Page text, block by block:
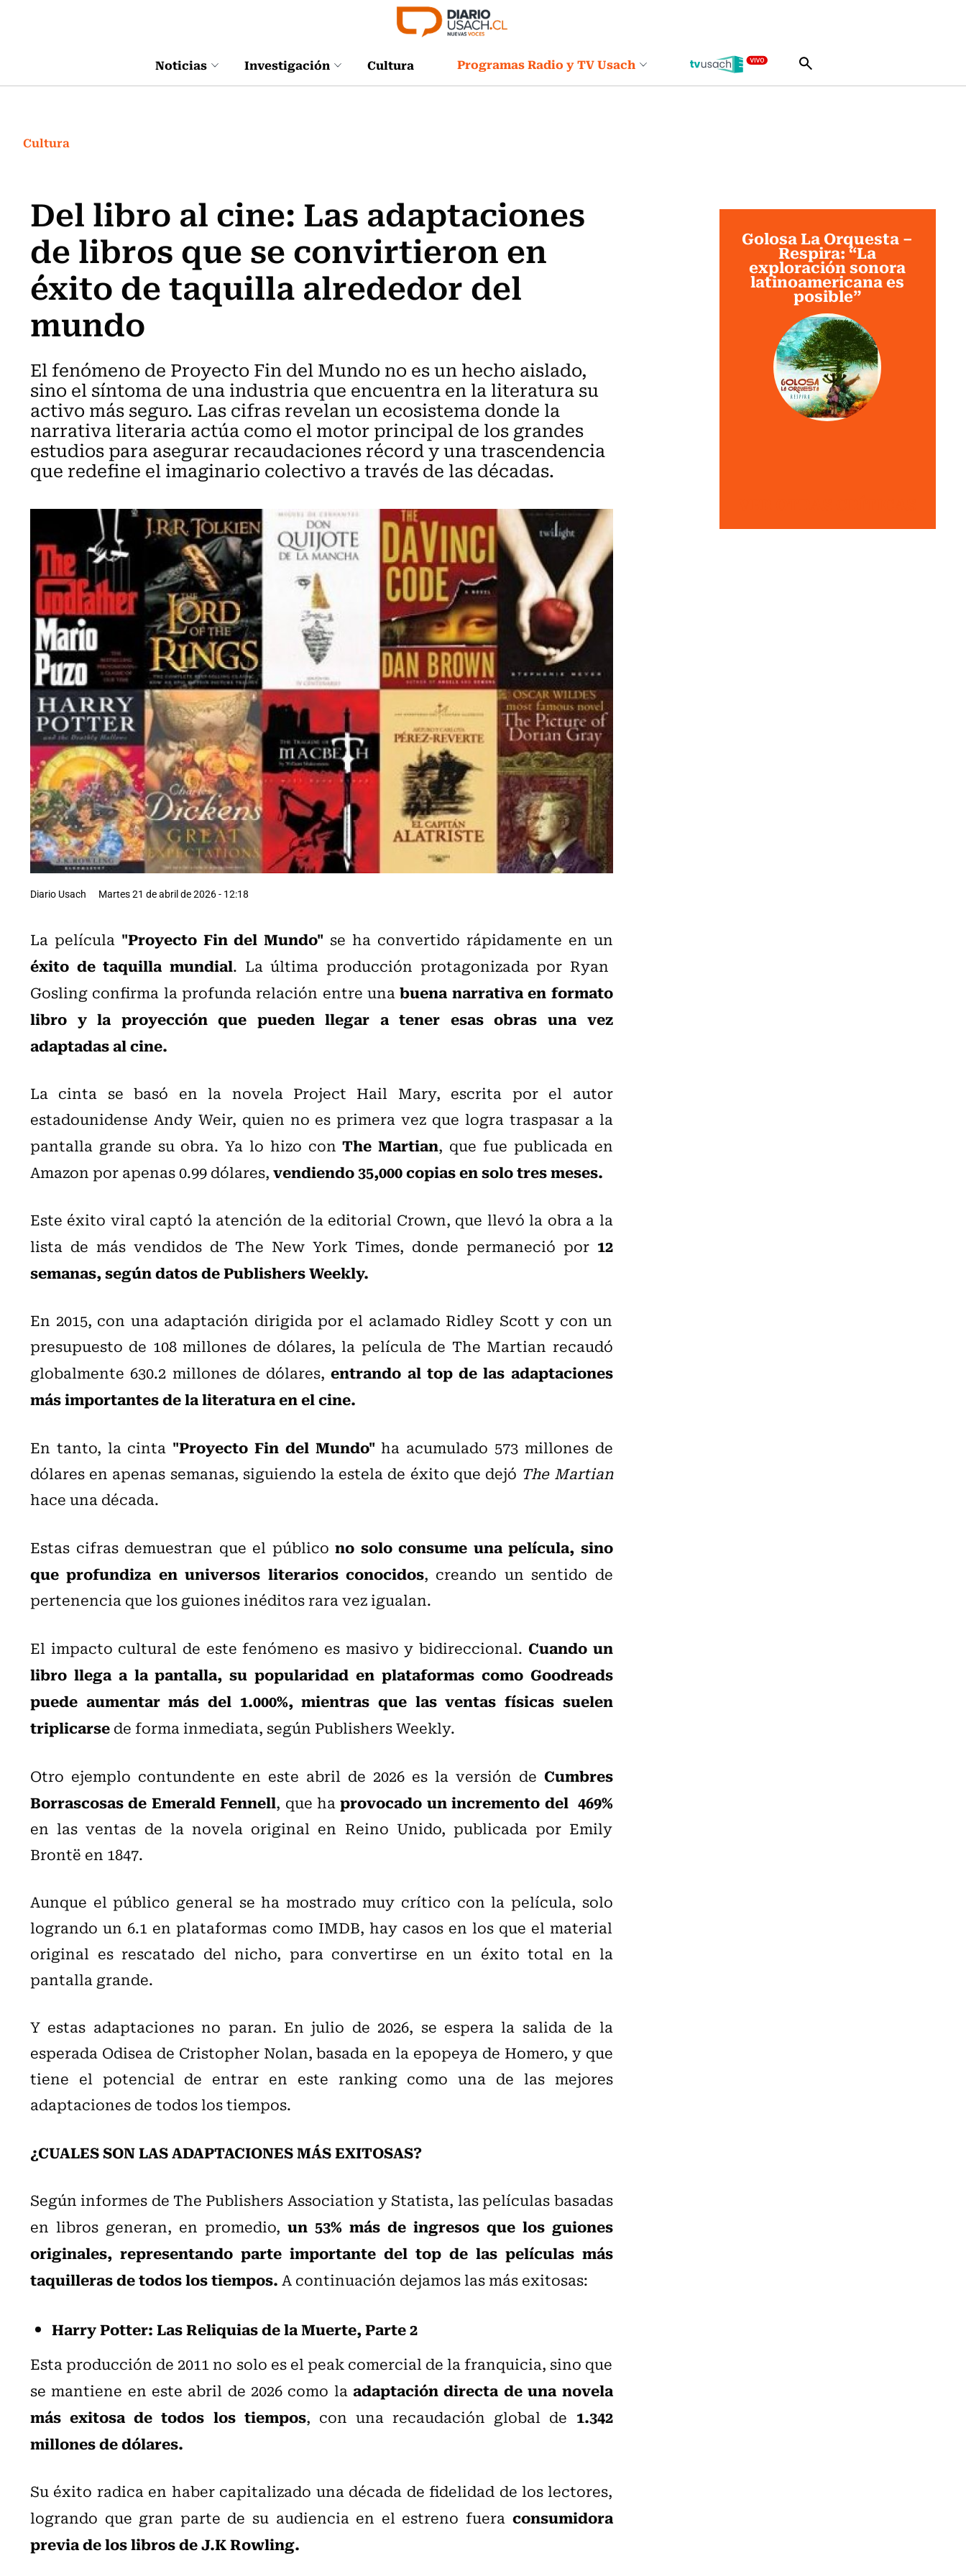
Noticias Investigación Cultura Programas Radio y TV Usach
Cultura
Del libro al cine: Las adaptaciones
de libros que se convirtieron en
éxito de taquilla alrededor del
mundo
El fenómeno de Proyecto Fin del Mundo no es un hecho aislado,
sino el síntoma de una industria que encuentra en la literatura su
activo más seguro. Las cifras revelan un ecosistema donde la
narrativa literaria actúa como el motor principal de los grandes
estudios para asegurar recaudaciones récord y una trascendencia
que redefine el imaginario colectivo a través de las décadas.
Diario Usach Martes 21 de abril de 2026 - 12:18
La película"Proyecto Fin del Mundo"se ha convertido rápidamente en un
éxito de taquilla mundial. La última producción protagonizada por Ryan
Gosling confirma la profunda relación entre unabuena narrativa en formato
libro y la proyección que pueden llegar a tener esas obras una vez
adaptadas al cine.
La cinta se basó en la novela Project Hail Mary, escrita por el autor
estadounidense Andy Weir, quien no es primera vez que logra traspasar a la
pantalla grande su obra. Ya lo hizo conThe Martian, que fue publicada en
Amazon por apenas 0.99 dólares,vendiendo 35,000 copias en solo tres meses.
Este éxito viral captó la atención de la editorial Crown, que llevó la obra a la
lista de más vendidos de The New York Times, donde permaneció por 12
semanas, según datos de Publishers Weekly.
En 2015, con una adaptación dirigida por el aclamado Ridley Scott y con un
presupuesto de 108 millones de dólares, la película de The Martian recaudó
globalmente 630.2 millones de dólares,entrando al top de las adaptaciones
más importantes de la literatura en el cine.
En tanto, la cinta "Proyecto Fin del Mundo"ha acumulado 573 millones de
dólares en apenas semanas, siguiendo la estela de éxito que dejó The Martian
hace una década.
Estas cifras demuestran que el público no solo consume una película, sino
que profundiza en universos literarios conocidos, creando un sentido de
pertenencia que los guiones inéditos rara vez igualan.
El impacto cultural de este fenómeno es masivo y bidireccional. Cuando un
libro llega a la pantalla, su popularidad en plataformas como Goodreads
puede aumentar más del 1.000%, mientras que las ventas físicas suelen
triplicarsede forma inmediata, según Publishers Weekly.
Otro ejemplo contundente en este abril de 2026 es la versión de Cumbres
Borrascosas de Emerald Fennell, que haprovocado un incremento del 469%
en las ventas de la novela original en Reino Unido, publicada por Emily
Brontë en 1847.
Aunque el público general se ha mostrado muy crítico con la película, solo
logrando un 6.1 en plataformas como IMDB, hay casos en los que el material
original es rescatado del nicho, para convertirse en un éxito total en la
pantalla grande.
Y estas adaptaciones no paran. En julio de 2026, se espera la salida de la
esperada Odisea de Cristopher Nolan, basada en la epopeya de Homero, y que
tiene el potencial de entrar en este ranking como una de las mejores
adaptaciones de todos los tiempos.
¿CUALES SON LAS ADAPTACIONES MÁS EXITOSAS?
Según informes de The Publishers Association y Statista, las películas basadas
en libros generan, en promedio, un 53% más de ingresos que los guiones
originales, representando parte importante del top de las películas más
taquilleras de todos los tiempos.A continuación dejamos las más exitosas:
Harry Potter: Las Reliquias de la Muerte, Parte 2
Esta producción de 2011 no solo es el peak comercial de la franquicia, sino que
se mantiene en este abril de 2026 como laadaptación directa de una novela
más exitosa de todos los tiempos, con una recaudación global de 1.342
millones de dólares.
Su éxito radica en haber capitalizado una década de fidelidad de los lectores,
logrando que gran parte de su audiencia en el estreno fuera consumidora
previa de los libros de J.K Rowling.
Golosa La Orquesta –
Respira: “La
exploración sonora
latinoamericana es
posible”